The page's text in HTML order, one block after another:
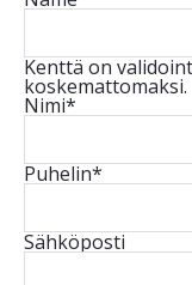
Kenttä on
koskemattomaksi.
Nimi*
Puhelin*
Sähköposti